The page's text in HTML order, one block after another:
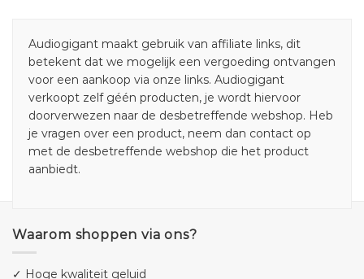
Audiogigant maakt gebruik van affiliate links, dit
betekent dat we mogelijk een vergoeding ontvangen
voor een aankoop via onze links. Audiogigant
verkoopt zelf géén producten, je wordt hiervoor
doorverwezen naar de desbetreffende webshop. Heb
je vragen over een product, neem dan contact op
met de desbetreffende webshop die het product
aanbiedt.
Waarom shoppen via ons?
✓ Hoge kwaliteit geluid